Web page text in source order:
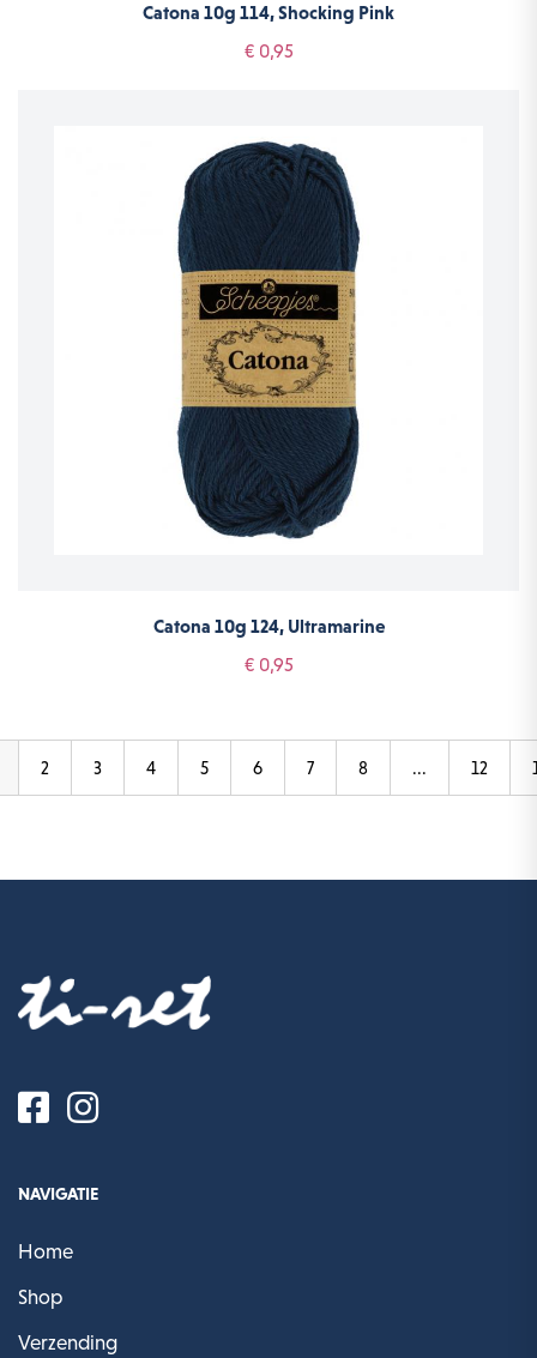
Catona 10g 114, Shocking Pink
€ 0,95
Catona 10g 124, Ultramarine
€ 0,95
2 3 4 5 6 7 8 ... 12
NAVIGATIE
Home
Shop
Verzending